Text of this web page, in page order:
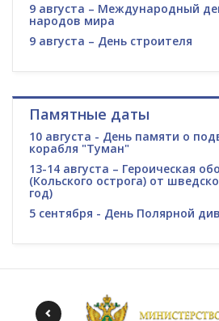
9 августа – Международный
народов мира
9 августа – День строителя
Памятные даты
10 августа - День памяти о
корабля "Туман"
13-14 августа – Героическая
(Кольского острога) от
год)
5 сентября - День Полярной